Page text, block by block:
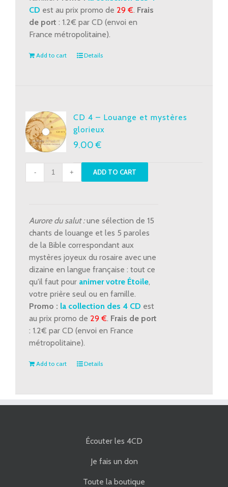
CD est au prix promo de 29 €. Frais
de port : 1.2€ par CD (envoi en
France métropolitaine).
Add to cart Details
CD 4 – Louange et mystères
glorieux
9.00€
CD
et
mystères
glorieux
quantity
ADD TO CART
Aurore du salut :une sélection de 15
chants de louange et les 5 paroles
de la Bible correspondant aux
mystères joyeux du rosaire avec une
dizaine en langue française : tout ce
qu'il faut pour animer votre Étoile,
votre prière seul ou en famille.
Promo : la collection des 4 CD est
au prix promo de 29 €. Frais de port
: 1.2€ par CD (envoi en France
métropolitaine).
Add to cart Details
Écouter les 4CD
Je fais un don
Toute la boutique